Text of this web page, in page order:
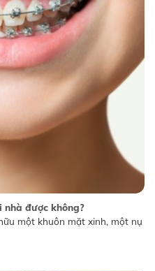
được không?
một khuôn mặt xinh, một nụ